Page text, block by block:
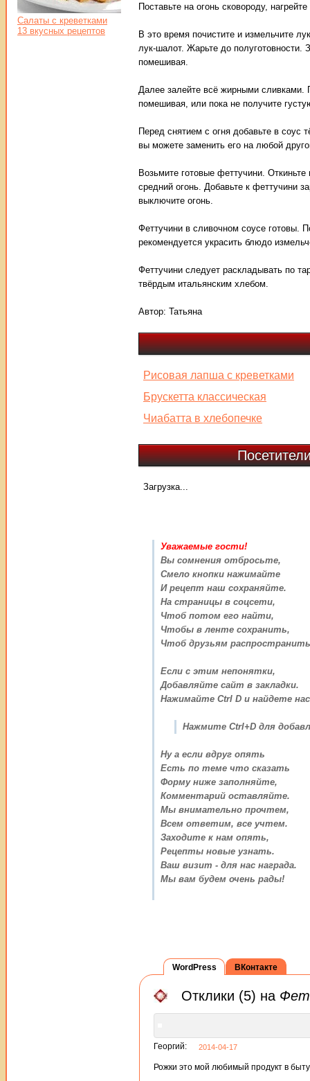
Поставьте на огонь сковороду,
В это время почистите и измельчите
лук-шалот. Жарьте до полуготовности.
помешивая.
Далее залейте всё жирными сливками.
помешивая, или пока не получите
Перед снятием с огня добавьте в соус
вы можете заменить его на любой
Возьмите готовые феттучини.
средний огонь. Добавьте к феттучини
выключите огонь.
Феттучини в сливочном соусе готовы.
рекомендуется украсить блюдо
Феттучини следует раскладывать по
твёрдым итальянским хлебом.
Автор: Татьяна
Рисовая лапша с креветками
Брускетта классическая
Чиабатта в хлебопечке
Загрузка...
Уважаемые гости!
Вы сомнения отбросьте,
Смело кнопки нажимайте
И рецепт наш сохраняйте.
На страницы в соцсети,
Чтоб потом его найти,
Чтобы в ленте сохранить,
Чтоб друзьям
Если с этим непонятки,
Добавляйте сайт в закладки.
Нажимайте Ctrl D и найдете
Нажмите Ctrl+D для
Ну а если вдруг опять
Есть по теме что сказать
Форму ниже заполняйте,
Комментарий оставляйте.
Мы внимательно прочтем,
Всем ответим, все учтем.
Заходите к нам опять,
Рецепты новые узнать.
Ваш визит - для нас награда.
Мы вам будем очень рады!
WordPress
Отклики (5) на
Георгий: 2014-04-17
Рожки это мой любимый продукт в
ВКонтакте
Салаты с креветками
13 вкусных рецептов